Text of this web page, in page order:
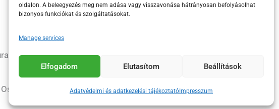
oldalon. A beleegyezés meg nem adása vagy visszavonása hátrányosan befolyásolhat
bizonyos funkciókat és szolgáltatásokat.
Manage services
Elfogadom Elutasítom Beállítások
Adatvédelmi és adatkezelési tájékoztatóImpresszum
program keretében támogatja.